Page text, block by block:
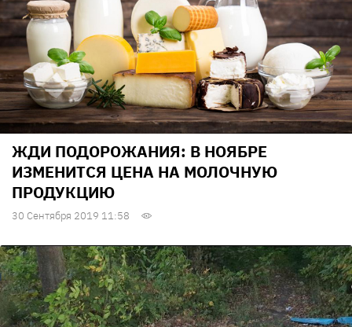
ЖДИ ПОДОРОЖАНИЯ: В НОЯБРЕ
ИЗМЕНИТСЯ ЦЕНА НА МОЛОЧНУЮ
ПРОДУКЦИЮ
30 Сентября 2019 11:58